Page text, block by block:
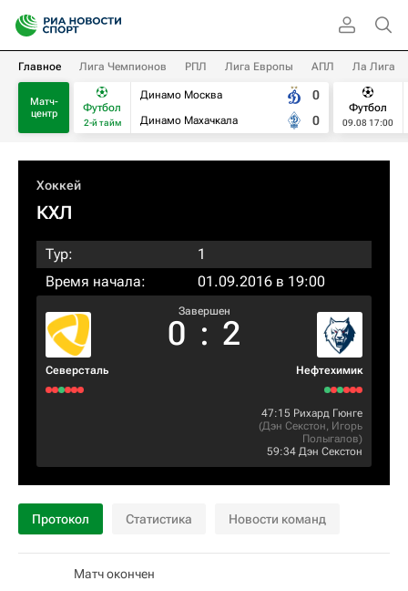
Главное Лига Чемпионов РПЛ Лига Европы АПЛ Ла Лига
Матч-
центр
Футбол
2-й тайм
Динамо Москва
Динамо Махачкала
0
0
Футбол
09.08 17:00
Хоккей
КХЛ
Тур:
1
Время начала:
01.09.2016 в 19:00
Северсталь
Завершен
0 : 2
Нефтехимик
47:15 Рихард Гюнге
(Дэн Секстон, Игорь
Полыгалов)
59:34 Дэн Секстон
Протокол Статистика Новости команд
Матч окончен